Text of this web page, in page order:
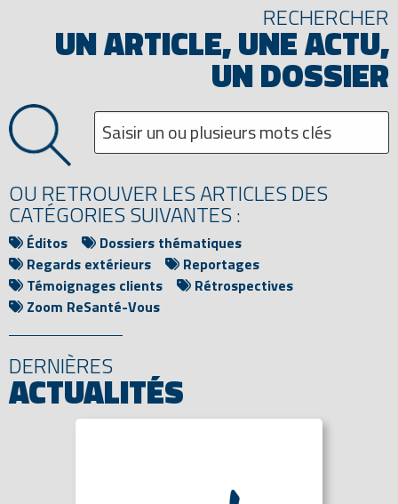
RECHERCHER
UN ARTICLE, UNE ACTU,
UN DOSSIER
OU RETROUVER LES ARTICLES DES
CATÉGORIES SUIVANTES :
Éditos
Dossiers thématiques
Regards extérieurs
Reportages
Témoignages clients
Rétrospectives
Zoom ReSanté-Vous
DERNIÈRES
ACTUALITÉS